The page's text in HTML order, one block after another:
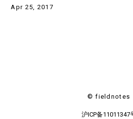
Apr 25, 2017
© fieldnotes
沪ICP备11011347